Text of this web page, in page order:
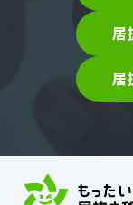
居
居